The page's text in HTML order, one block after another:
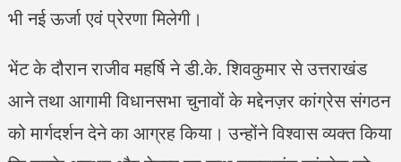
भी नई ऊर्जा एवं प्रेरणा मिलेगी।
भेंट के दौरान राजीव महर्षि ने डी.के. शिवकुमार से उत्तराखंड
आने तथा आगामी विधानसभा चुनावों के मद्देनज़र कांग्रेस संगठन
को मार्गदर्शन देने का आग्रह किया। उन्होंने विश्वास व्यक्त किया